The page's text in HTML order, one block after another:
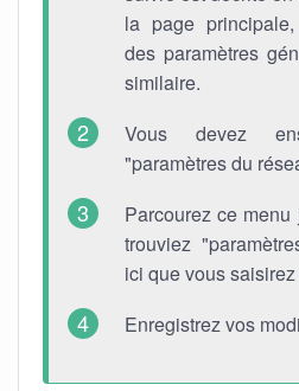
la page
des paramètres
similaire.
Vous devez
"paramètres du
Parcourez ce
trouviez
ici que vous
Enregistrez vos